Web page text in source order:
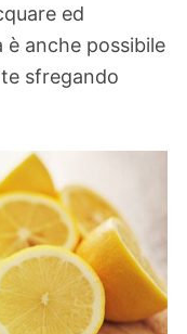
ed
è anche possibile
sfregando